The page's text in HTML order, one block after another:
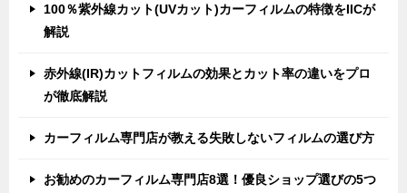
100％紫外線カット(UVカット)カーフィルムの特徴をIICが
解説
赤外線(IR)カットフィルムの効果とカット率の違いをプロ
が徹底解説
カーフィルム専門店が教える失敗しないフィルムの選び方
お勧めのカーフィルム専門店8選！優良ショップ選びの5つ